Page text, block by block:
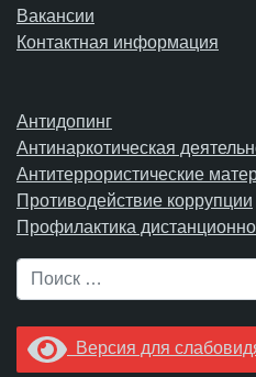
Вакансии
Контактная информация
Антидопинг
Антинаркотическая
Антитеррористические
Противодействие коррупции
Профилактика
Поиск
Версия для